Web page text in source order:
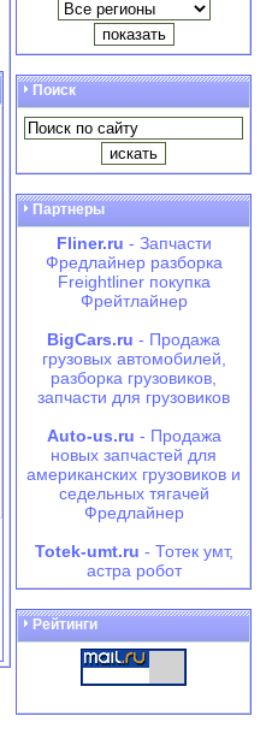
Поиск
Партнеры
Fliner.ru - Запчасти
Фредлайнер разборка
Freightliner покупка
Фрейтлайнер
BigCars.ru - Продажа
грузовых автомобилей,
разборка грузовиков,
запчасти для грузовиков
Auto-us.ru - Продажа
новых запчастей для
американских грузовиков и
седельных тягачей
Фредлайнер
Totek-umt.ru - Тотек умт,
астра робот
Рейтинги